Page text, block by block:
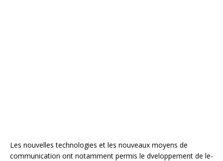
Les nouvelles technologies et les nouveaux moyens de
communication ont notamment permis le dveloppement de le-